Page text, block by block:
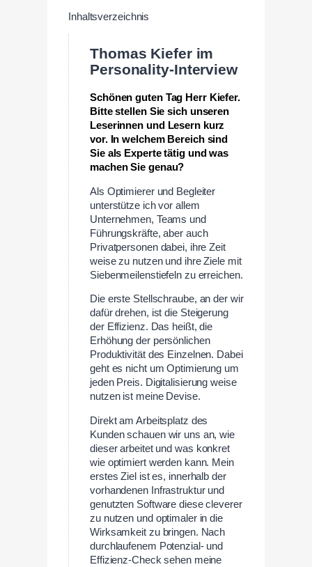
Inhaltsverzeichnis
Thomas Kiefer im
Personality-Interview
Schönen guten Tag Herr Kiefer.
Bitte stellen Sie sich unseren
Leserinnen und Lesern kurz
vor. In welchem Bereich sind
Sie als Experte tätig und was
machen Sie genau?
Als Optimierer und Begleiter
unterstütze ich vor allem
Unternehmen, Teams und
Führungskräfte, aber auch
Privatpersonen dabei, ihre Zeit
weise zu nutzen und ihre Ziele mit
Siebenmeilenstiefeln zu erreichen.
Die erste Stellschraube, an der wir
dafür drehen, ist die Steigerung
der Effizienz. Das heißt, die
Erhöhung der persönlichen
Produktivität des Einzelnen. Dabei
geht es nicht um Optimierung um
jeden Preis. Digitalisierung weise
nutzen ist meine Devise.
Direkt am Arbeitsplatz des
Kunden schauen wir uns an, wie
dieser arbeitet und was konkret
wie optimiert werden kann. Mein
erstes Ziel ist es, innerhalb der
vorhandenen Infrastruktur und
genutzten Software diese cleverer
zu nutzen und optimaler in die
Wirksamkeit zu bringen. Nach
durchlaufenem Potenzial- und
Effizienz-Check sehen meine